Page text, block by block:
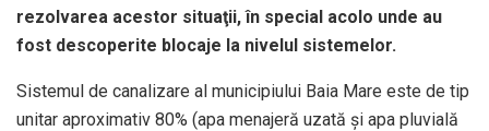
rezolvarea acestor situaţii, în special acolo unde au
fost descoperite blocaje la nivelul sistemelor.
Sistemul de canalizare al municipiului Baia Mare este de tip
unitar aproximativ 80% (apa menajeră uzată și apa pluvială